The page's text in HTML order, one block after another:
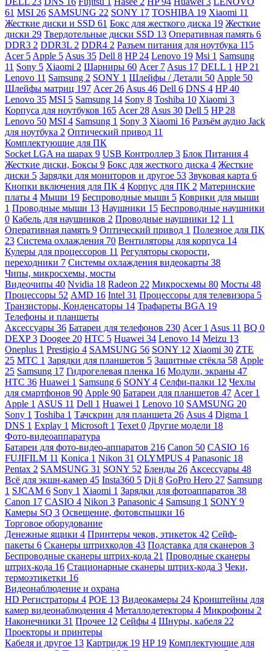
61 MSI 26 SAMSUNG 22 SONY 17 TOSHIBA 19 Xiaomi 11
Жесткие диски и SSD 61 Бокс для жесткого диска 19 Жесткие
диски 29 Твердотельные диски SSD 13 Оперативная память 6
DDR3 2 DDR3L 2 DDR4 2 Разъем питания для ноутбука 115
Acer 5 Apple 5 Asus 35 Dell 8 HP 24 Lenovo 19 Msi 1 Samsung
11 Sony 5 Xiaomi 2 Шарниры 60 Acer 7 Asus 17 DELL 1 HP 21
Lenovo 11 Samsung 2 SONY 1 Шлейфы / Детали 50 Apple 50
Шлейфы матриц 197 Acer 26 Asus 46 Dell 6 DNS 4 HP40
Lenovo 35 MSI 5 Samsung 14 Sony 8 Toshiba 10 Xiaomi 3
Корпуса для ноутбуков 165 Acer 28 Asus 30 Dell 5 HP 28
Lenovo 50 MSI 4 Samsung 1 Sony 3 Xiaomi 16 Разъём аудио Jack
для ноутбука 2 Оптический привод 11
Комплектующие для ПК
Socket LGA на шарах 9 USB Контроллер 3 Блок Питания 4
Жесткие диски, Боксы 9 Бокс для жесткого диска 4 Жесткие
диски 5 Зарядки для мониторов и другое 53 Звуковая карта 6
Кнопки включения для ПК 4 Корпус для ПК 2 Материнские
платы 4 Мыши 19 Беспроводные мыши 5 Коврики для мыши
1 Проводные мыши 13 Наушники 15 Беспроводные наушники
0 Кабель для наушников 2 Проводные наушники 12 1 1
Оперативная память 9 Оптический привод 1 Полезное для ПК
23 Система охлаждения 70 Вентиляторы для корпуса 14
Кулеры для процессоров 11 Регуляторы скорости,
переходники 7 Системы охлаждения видеокарты 38
Чипы, микросхемы, мосты
Видеочипы 40 Nvidia 18 Radeon 22 Микросхемы 80 Мосты 48
Процессоры 52 AMD 16 Intel 31 Процессоры для телевизора 5
Транзисторы, Конденсаторы 14 Трафареты BGA 19
Телефоны и планшеты
Аксессуары 36 Батареи для телефонов 230 Acer 1 Asus 11 BQ 0
DEXP3 Doogee 20 HTC 5 Huawei 34 Lenovo 14 Meizu 13
Oneplus 1 Prestigio 4 SAMSUNG 56 SONY 12 Xiaomi 30 ZTE
25 МТС 1 Зарядки для планшетов 5 Защитные стёкла 58 Apple
25 Samsung 17 Гидрогелевая пленка 16 Модули, экраны 47
HTC 36 Huawei 1 Samsung 6 SONY 4 Селфи-палки 12 Чехлы
для смартфонов 90 Apple 90 Батареи для планшетов 47 Acer 1
Apple 1 ASUS 11 Dell 1 Huawei 1 Lenovo 10 SAMSUNG 20
Sony 1 Toshiba 1 Тачскрин для планшета 26 Asus 4 Digma 1
DNS 1 Explay 1 Microsoft 1 Texet 0 Другие модели 18
Фото-видеоаппаратура
Батареи для фото-видео-аппаратов 216 Canon 50 CASIO 16
FUJIFILM 11 Konica 1 Nikon 31 OLYMPUS 4 Panasonic 18
Pentax 2 SAMSUNG 31 SONY 52 Бленды 26 Аксессуары 48
Всё для экшн-камер 45 Insta360 5 Dji 8 GoPro Hero 27 Samsung
1 SJCAM 6 Sony 1 Xiaomi 1 Зарядки для фотоаппаратов 38
Canon 17 CASIO 4 Nikon 3 Panasonic 4 Samsung 1 SONY 9
Камеры SQ 3 Освещение, фотовспышки 16
Торговое оборудование
Денежные ящики 4 Принтеры чеков, этикеток 42 Сейф-
пакеты 6 Сканеры штрихкодов 43 Подставка для сканеров 3
Беспроводные сканеры штрих-кода 21 Проводные сканеры
штрих-кода 16 Стационарные сканеры штрих-кода 3 Чеки,
термоэтикетки 16
Видеонаблюдение и охрана
HD Регистраторы 4 POE 13 Видеокамеры 24 Кронштейны для
камер видеонаблюдения 4 Металлодетекторы 4 Микрофоны 2
Наконечники 31 Прочее 12 Сейфы 4 Шнуры, кабеля 22
Проекторы и принтеры
Кабеля и другое 13 Картридж 19 HP 19 Комплектующие для